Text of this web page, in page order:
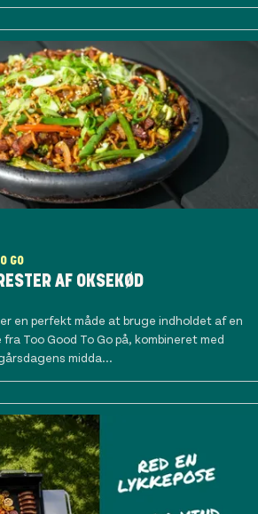
GO
AF OKSEKØD
en perfekt måde at bruge indholdet af en
Too Good To Go på, kombineret med
midda...